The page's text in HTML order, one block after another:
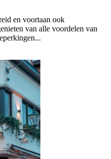
en voortaan ook
van alle voordelen van